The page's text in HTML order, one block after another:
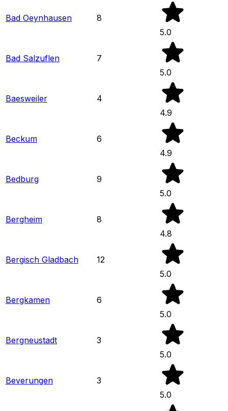
Bad Oeynhausen
8
5.0
Bad Salzuflen
7
5.0
Baesweiler
4
4.9
Beckum
6
4.9
Bedburg
9
5.0
Bergheim
8
4.8
Bergisch Gladbach
12
5.0
Bergkamen
6
5.0
Bergneustadt
3
5.0
Beverungen
3
5.0